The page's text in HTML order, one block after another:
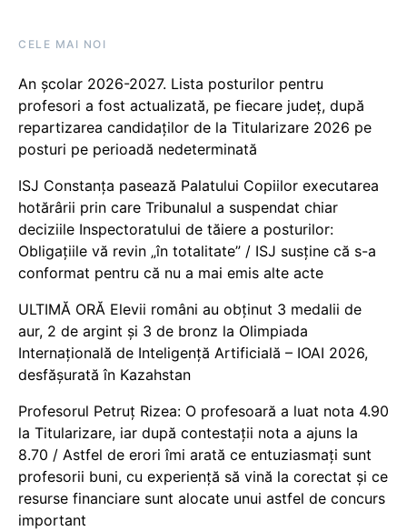
CELE MAI NOI
An școlar 2026-2027. Lista posturilor pentru
profesori a fost actualizată, pe fiecare județ, după
repartizarea candidaților de la Titularizare 2026 pe
posturi pe perioadă nedeterminată
ISJ Constanța pasează Palatului Copiilor executarea
hotărârii prin care Tribunalul a suspendat chiar
deciziile Inspectoratului de tăiere a posturilor:
Obligațiile vă revin „în totalitate” / ISJ susține că s-a
conformat pentru că nu a mai emis alte acte
ULTIMĂ ORĂ Elevii români au obținut 3 medalii de
aur, 2 de argint și 3 de bronz la Olimpiada
Internațională de Inteligență Artificială – IOAI 2026,
desfășurată în Kazahstan
Profesorul Petruț Rizea: O profesoară a luat nota 4.90
la Titularizare, iar după contestații nota a ajuns la
8.70 / Astfel de erori îmi arată ce entuziasmați sunt
profesorii buni, cu experiență să vină la corectat și ce
resurse financiare sunt alocate unui astfel de concurs
important